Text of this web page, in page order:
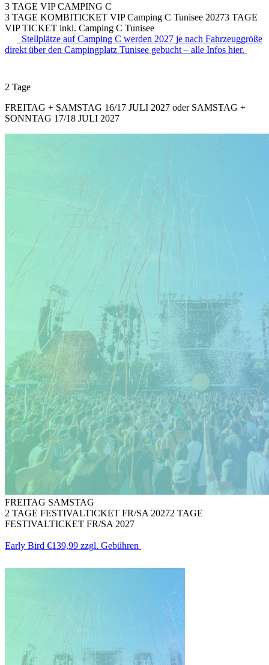
3 TAGE VIP CAMPING C
3 TAGE KOMBITICKET VIP Camping C Tunisee 20273 TAGE
VIP TICKET inkl. Camping C Tunisee
Stellplätze auf Camping C werden 2027 je nach Fahrzeuggröße
direkt über den Campingplatz Tunisee gebucht – alle Infos hier.
2 Tage
FREITAG + SAMSTAG 16/17 JULI 2027 oder SAMSTAG +
SONNTAG 17/18 JULI 2027
FREITAG SAMSTAG
2 TAGE FESTIVALTICKET FR/SA 20272 TAGE
FESTIVALTICKET FR/SA 2027
Early Bird €139,99 zzgl. Gebühren